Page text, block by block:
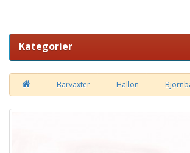
Kategorier
Bärväxter Hallon